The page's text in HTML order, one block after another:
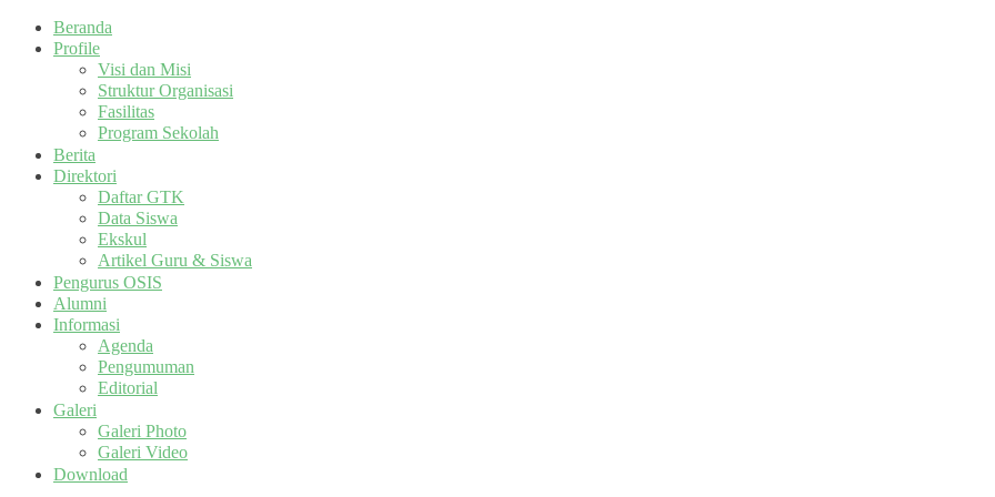
Beranda
Profile
Visi dan Misi
Struktur Organisasi
Fasilitas
Program Sekolah
Berita
Direktori
Daftar GTK
Data Siswa
Ekskul
Artikel Guru & Siswa
Pengurus OSIS
Alumni
Informasi
Agenda
Pengumuman
Editorial
Galeri
Galeri Photo
Galeri Video
Download